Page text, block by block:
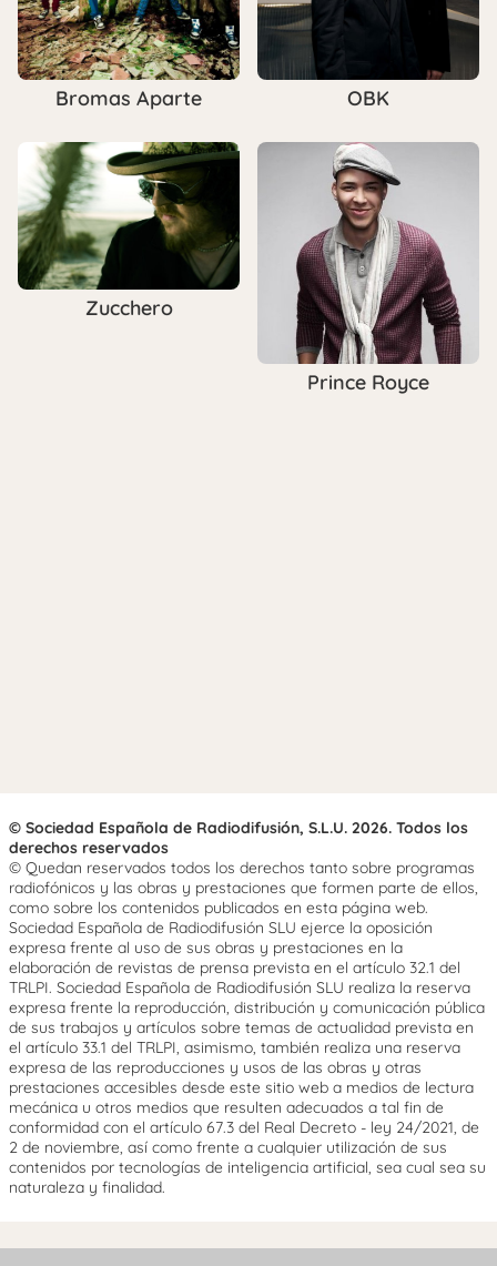
Bromas Aparte OBK
Zucchero
Prince Royce
© Sociedad Española de Radiodifusión, S.L.U. 2026. Todos los
derechos reservados
© Quedan reservados todos los derechos tanto sobre programas
radiofónicos y las obras y prestaciones que formen parte de ellos,
como sobre los contenidos publicados en esta página web.
Sociedad Española de Radiodifusión SLU ejerce la oposición
expresa frente al uso de sus obras y prestaciones en la
elaboración de revistas de prensa prevista en el artículo 32.1 del
TRLPI. Sociedad Española de Radiodifusión SLU realiza la reserva
expresa frente la reproducción, distribución y comunicación pública
de sus trabajos y artículos sobre temas de actualidad prevista en
el artículo 33.1 del TRLPI, asimismo, también realiza una reserva
expresa de las reproducciones y usos de las obras y otras
prestaciones accesibles desde este sitio web a medios de lectura
mecánica u otros medios que resulten adecuados a tal fin de
conformidad con el artículo 67.3 del Real Decreto - ley 24/2021, de
2 de noviembre, así como frente a cualquier utilización de sus
contenidos por tecnologías de inteligencia artificial, sea cual sea su
naturaleza y finalidad.